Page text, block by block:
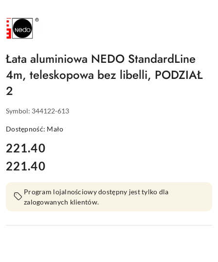
NAZWA
PRODUCENTA:
NEDO
Łata aluminiowa NEDO StandardLine
4m, teleskopowa bez libelli, PODZIAŁ
2
Symbol: 344122-613
Dostępność: Mało
cena:
221.40
Cena:
221.40
Program lojalnościowy dostępny jest tylko dla
zalogowanych klientów.